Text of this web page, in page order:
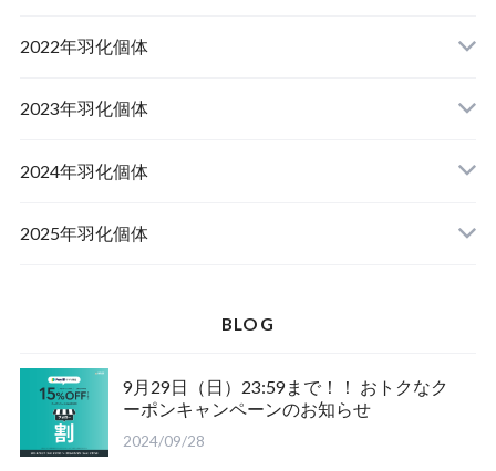
佐賀県神埼郡神埼町産オオクワガタ
山梨県甲斐市産
山形県西置賜郡小國町産
新潟県十日町市産
山梨県韮崎市穂坂町産
兵庫県川辺郡猪名川町産
山梨県甲斐市産
佐賀県神埼郡神埼町
福島県南会津郡産
2022年羽化個体
青森県十和田市産
宮城県栗原市産
茨城県小美玉市産
三重県いなべ市産
2023年羽化個体
岩手県奥州市産
山形県西置賜郡小國町産
山梨県韮崎市産
2024年羽化個体
青森県十和田市産
新潟県東蒲原郡阿賀町
2025年羽化個体
茨城県稲敷郡産
BLOG
9月29日（日）23:59まで！！ おトクなク
ーポンキャンペーンのお知らせ
2024/09/28